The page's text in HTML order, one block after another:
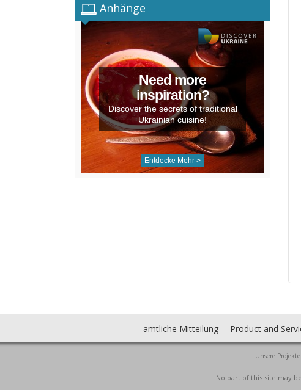
Anhänge
Need more
inspiration?
Discover the secrets of traditional
Ukrainian cuisine!
Entdecke Mehr >
amtliche Mitteilung Product and
Unsere Projekte:
No part of this site may